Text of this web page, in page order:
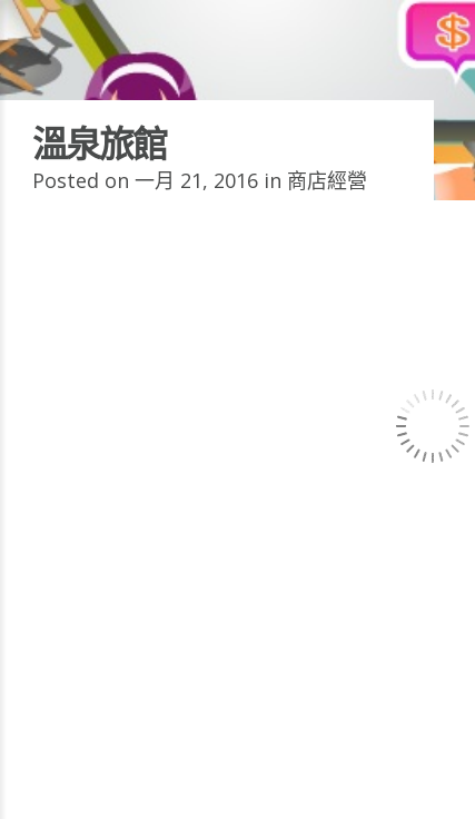
溫泉旅館
Posted on 一月 21, 2016 in 商店經營